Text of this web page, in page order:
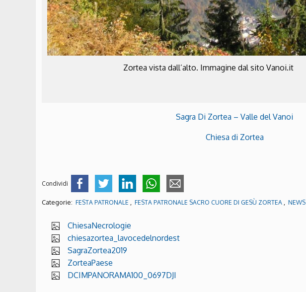
Zortea vista dall’alto. Immagine dal sito Vanoi.it
Sagra Di Zortea – Valle del Vanoi
Chiesa di Zortea
Condividi
Categorie: FESTA PATRONALE FESTA PATRONALE SACRO CUORE DI GESÙ ZORTEA NEWS
ChiesaNecrologie
chiesazortea_lavocedelnordest
SagraZortea2019
ZorteaPaese
DCIMPANORAMA100_0697DJI